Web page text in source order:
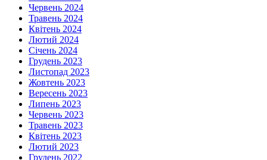
Червень 2024
Травень 2024
Квітень 2024
Лютий 2024
Січень 2024
Грудень 2023
Листопад 2023
Жовтень 2023
Вересень 2023
Липень 2023
Червень 2023
Травень 2023
Квітень 2023
Лютий 2023
Грудень 2022